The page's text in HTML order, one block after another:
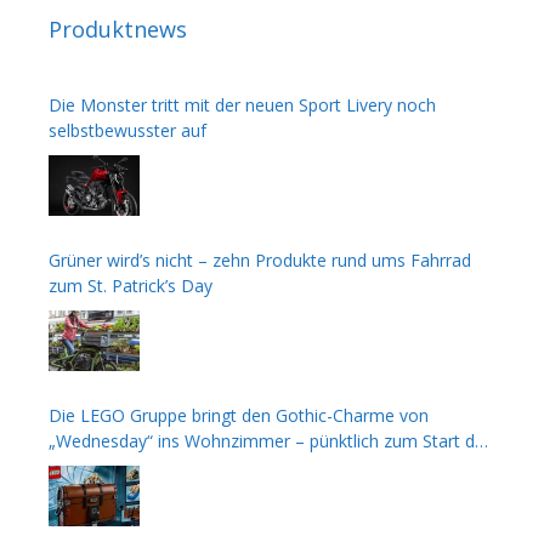
Produktnews
Die Monster tritt mit der neuen Sport Livery noch
selbstbewusster auf
Grüner wird’s nicht – zehn Produkte rund ums Fahrrad
zum St. Patrick’s Day
Die LEGO Gruppe bringt den Gothic-Charme von
„Wednesday“ ins Wohnzimmer – pünktlich zum Start der
zweiten Staffel